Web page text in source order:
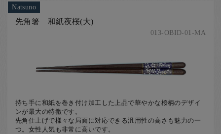
Natsuno
先角箸 和紙夜桜(大)
013-OBID-01-MA
持ち手に和紙を巻き付け加工した上品で華やかな桜柄のデザイ
ンが最大の特徴です。
先角仕上げで様々な局面に対応できる汎用性の高さも魅力の一
つ。女性人気も非常に高いです。